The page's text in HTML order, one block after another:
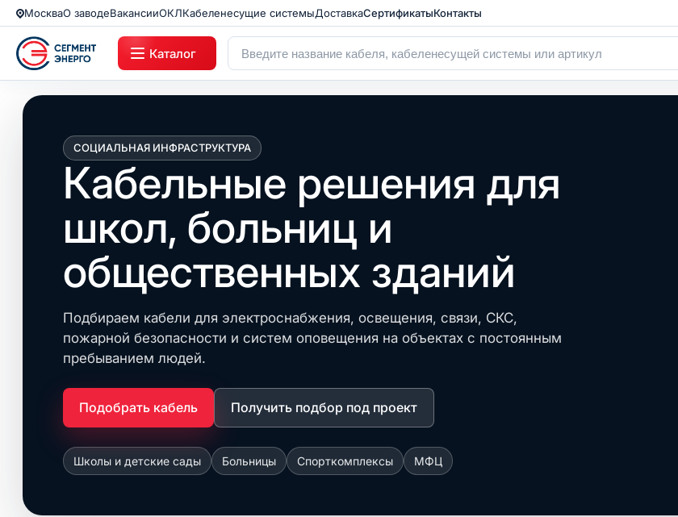
МоскваО заводеВакансииОКЛКабеленесущие системыДоставкаСертификатыКонтакты
Каталог
СОЦИАЛЬНАЯ ИНФРАСТРУКТУРА
Кабельные решения для
школ, больниц и
общественных зданий
Подбираем кабели для электроснабжения, освещения, связи, СКС,
пожарной безопасности и систем оповещения на объектах с постоянным
пребыванием людей.
Подобрать кабель Получить подбор под проект
Школы и детские сады Больницы Спорткомплексы МФЦ